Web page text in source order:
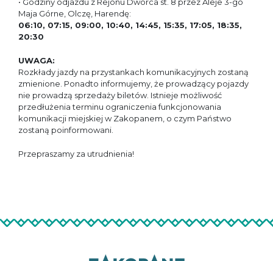
• Godziny odjazdu z Rejonu Dworca st. 8 przez Aleje 3-go
Maja Górne, Olczę, Harendę:
06:10, 07:15, 09:00, 10:40, 14:45, 15:35, 17:05, 18:35,
20:30
UWAGA:
Rozkłady jazdy na przystankach komunikacyjnych zostaną
zmienione. Ponadto informujemy, że prowadzący pojazdy
nie prowadzą sprzedaży biletów. Istnieje możliwość
przedłużenia terminu ograniczenia funkcjonowania
komunikacji miejskiej w Zakopanem, o czym Państwo
zostaną poinformowani.
Przepraszamy za utrudnienia!